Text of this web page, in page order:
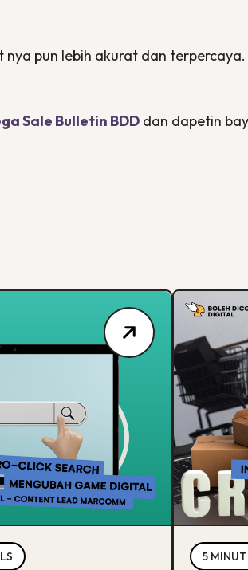
nya pun lebih akurat dan
Sale Bulletin BDD dan dapetin
5